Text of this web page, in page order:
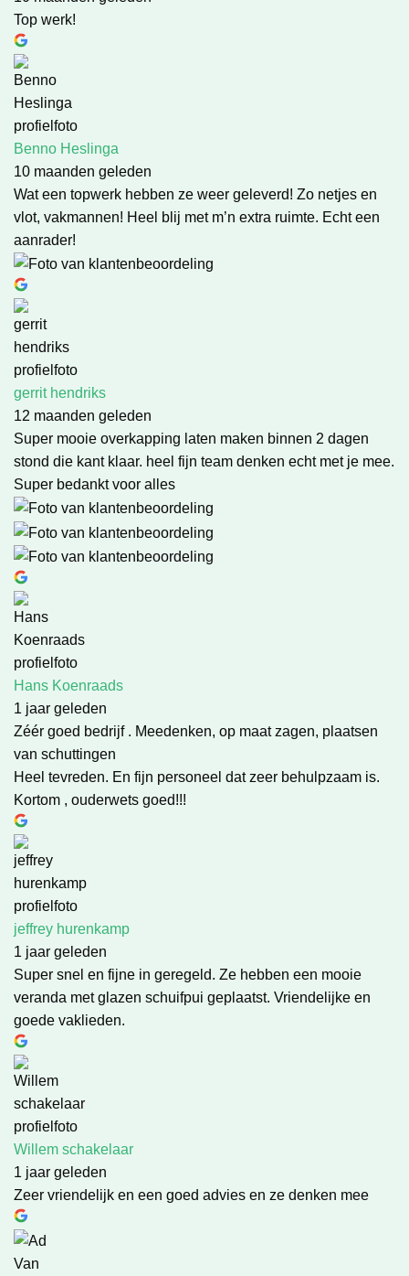
Top werk!
Benno Heslinga
10 maanden geleden
Wat een topwerk hebben ze weer geleverd! Zo netjes en
vlot, vakmannen! Heel blij met m’n extra ruimte. Echt een
aanrader!
gerrit hendriks
12 maanden geleden
Super mooie overkapping laten maken binnen 2 dagen
stond die kant klaar. heel fijn team denken echt met je mee.
Super bedankt voor alles
Hans Koenraads
1 jaar geleden
Zéér goed bedrijf . Meedenken, op maat zagen, plaatsen
van schuttingen
Heel tevreden. En fijn personeel dat zeer behulpzaam is.
Kortom , ouderwets goed!!!
jeffrey hurenkamp
1 jaar geleden
Super snel en fijne in geregeld. Ze hebben een mooie
veranda met glazen schuifpui geplaatst. Vriendelijke en
goede vaklieden.
Willem schakelaar
1 jaar geleden
Zeer vriendelijk en een goed advies en ze denken mee